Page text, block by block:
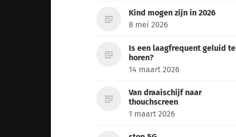
Kind mogen zijn in 2026
8 mei 2026
Is een laagfrequent geluid te
horen?
14 maart 2026
Van draaischijf naar
thouchscreen
1 maart 2026